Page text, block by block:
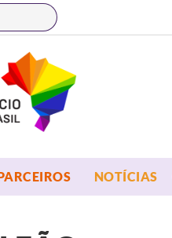
MENU OPEN MENU
NOTÍCIAS